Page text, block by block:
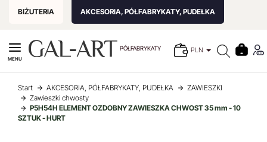
BIŻUTERIA AKCESORIA, PÓŁFABRYKATY, PUDEŁKA
PÓŁFABRYKATY PLN
MENU
Start AKCESORIA, PÓŁFABRYKATY, PUDEŁKA
ZAWIESZKI
Zawieszki chwosty
P5H54H ELEMENT OZDOBNY ZAWIESZKA CHWOST 35 mm - 10
SZTUK - HURT